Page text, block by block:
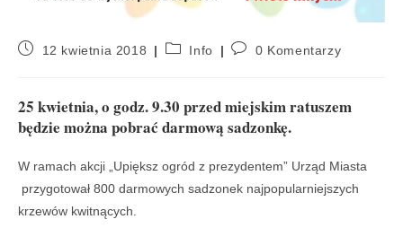
12 kwietnia 2018 Info 0 Komentarzy
25 kwietnia, o godz. 9.30 przed miejskim ratuszem
będzie można pobrać darmową sadzonkę.
W ramach akcji „Upiększ ogród z prezydentem” Urząd Miasta
przygotował 800 darmowych sadzonek najpopularniejszych
krzewów kwitnących.